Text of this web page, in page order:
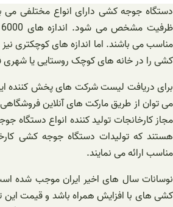
دستگاه جوجه کشی دارای انواع مختلفی می
مناسب می باشند. اما اندازه های کوچکتری
کشی را در خانه های کوچک روستایی یا شهری
برای دریافت لیست شرکت های پخش کننده
می توان از طریق مارکت های آنلاین
مجاز کارخانجات تولید کننده انواع دستگاه
هستند که تولیدات دستگاه جوجه کشی
مناسب ارائه می نمایند.
نوسانات سال های اخیر ایران موجب شده
کشی های با افزایش همراه باشد و قیمت این